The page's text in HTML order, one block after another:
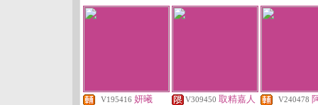
V195416 妍曦 V309450 取精嘉人 V240478